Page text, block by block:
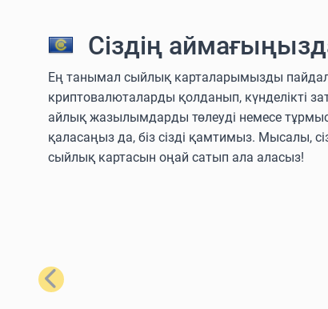
Сіздің
Ең танымал сыйлық карталарымызды
криптовалюталарды қолданып, күнделікті
айлық жазылымдарды төлеуді немесе
қаласаңыз да, біз сізді қамтимыз. Мысалы,
сыйлық картасын оңай сатып ала аласыз!
Алдыңғы